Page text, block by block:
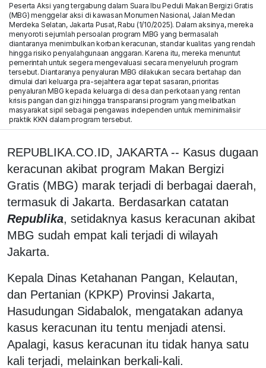
Peserta Aksi yang tergabung dalam Suara Ibu Peduli Makan Bergizi Gratis
(MBG) menggelar aksi di kawasan Monumen Nasional, Jalan Medan
Merdeka Selatan, Jakarta Pusat, Rabu (1/10/2025). Dalam aksinya, mereka
menyoroti sejumlah persoalan program MBG yang bermasalah
diantaranya menimbulkan korban keracunan, standar kualitas yang rendah
hingga risiko penyalahgunaan anggaran. Karena itu, mereka menuntut
pemerintah untuk segera mengevaluasi secara menyeluruh program
tersebut. Diantaranya penyaluran MBG dilakukan secara bertahap dan
dimulai dari keluarga pra-sejahtera agar tepat sasaran, prioritas
penyaluran MBG kepada keluarga di desa dan perkotaan yang rentan
krisis pangan dan gizi hingga transparansi program yang melibatkan
masyarakat sipil sebagai pengawas independen untuk meminimalisir
praktik KKN dalam program tersebut.
REPUBLIKA.CO.ID, JAKARTA -- Kasus dugaan
keracunan akibat program Makan Bergizi
Gratis (MBG) marak terjadi di berbagai daerah,
termasuk di Jakarta. Berdasarkan catatan
Republika, setidaknya kasus keracunan akibat
MBG sudah empat kali terjadi di wilayah
Jakarta.
Kepala Dinas Ketahanan Pangan, Kelautan,
dan Pertanian (KPKP) Provinsi Jakarta,
Hasudungan Sidabalok, mengatakan adanya
kasus keracunan itu tentu menjadi atensi.
Apalagi, kasus keracunan itu tidak hanya satu
kali terjadi, melainkan berkali-kali.